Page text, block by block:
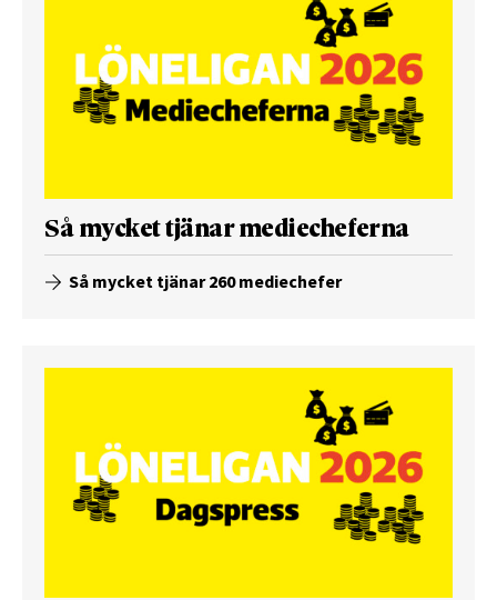
Så mycket tjänar mediecheferna
Så mycket tjänar 260 mediechefer